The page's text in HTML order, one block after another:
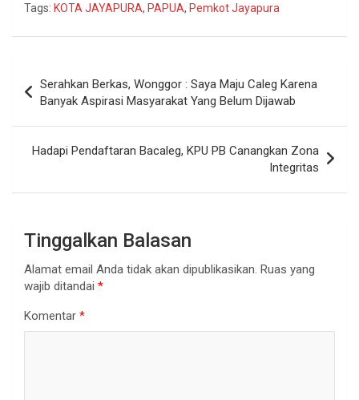
Tags: KOTA JAYAPURA, PAPUA, Pemkot Jayapura
pos
Serahkan Berkas, Wonggor : Saya Maju Caleg Karena
Banyak Aspirasi Masyarakat Yang Belum Dijawab
Hadapi Pendaftaran Bacaleg, KPU PB Canangkan Zona
Integritas
Tinggalkan Balasan
Alamat email Anda tidak akan dipublikasikan. Ruas yang
wajib ditandai *
Komentar *